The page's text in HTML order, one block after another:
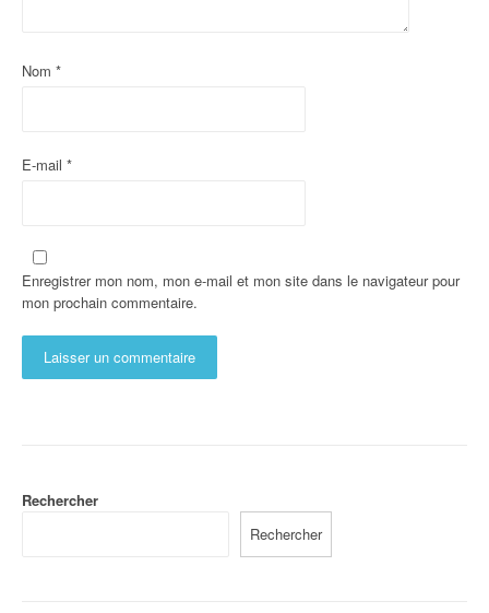
Nom *
E-mail *
Enregistrer mon nom, mon e-mail et mon site dans le navigateur pour
mon prochain commentaire.
Rechercher
Rechercher